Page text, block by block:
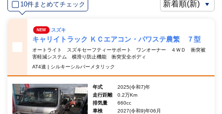
10件まとめてチェック
NEW スズキ
キャリイトラック ＫＣエアコン・パワステ農繁 ７型
オートライト スズキセーフティーサポート ワンオーナー ４ＷＤ 衝突被
害軽減システム 横滑り防止機能 衝突安全ボディ
AT4速 | シルキーシルバーメタリック
年式
2025(令和7)年
走行距離
0.2万Km
排気量
660cc
車検
2027(令和9)年06月